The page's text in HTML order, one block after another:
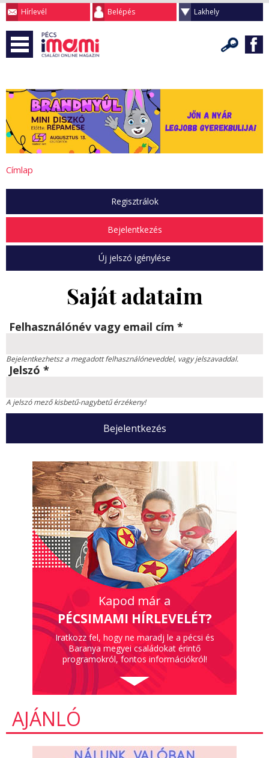
Hírlevél Belépés Lakhely
Címlap
Regisztrálok
Bejelentkezés
Új jelszó igénylése
Saját adataim
Felhasználónév vagy email cím *
Bejelentkezhetsz a megadott felhasználóneveddel, vagy jelszavaddal.
Jelszó *
A jelszó mező kisbetű-nagybetű érzékeny!
Kapod már a
PÉCSIMAMI HÍRLEVELÉT?
Iratkozz fel, hogy ne maradj le a pécsi és
Baranya megyei családokat érintő
programokról, fontos információkról!
AJÁNLÓ